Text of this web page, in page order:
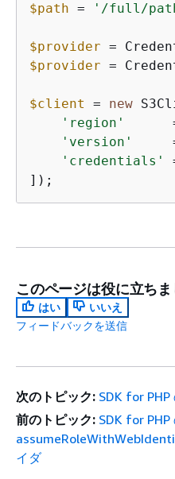
$path = '/full/
$provider =
$provider =
$client = new
'region'
'version'
'credentials'
]);
このページは役に立ちま
はい
いいえ
フィードバックを送信
次のトピック: SDK for
前のトピック: SDK for PHP
イダ